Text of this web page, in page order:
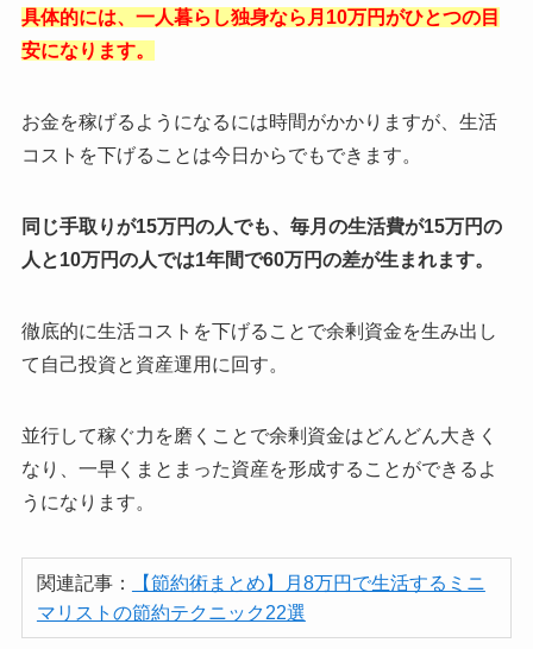
具体的には、一人暮らし独身なら月10万円がひとつの目
安になります。
お金を稼げるようになるには時間がかかりますが、生活
コストを下げることは今日からでもできます。
同じ手取りが15万円の人でも、毎月の生活費が15万円の
人と10万円の人では1年間で60万円の差が生まれます。
徹底的に生活コストを下げることで余剰資金を生み出し
て自己投資と資産運用に回す。
並行して稼ぐ力を磨くことで余剰資金はどんどん大きく
なり、一早くまとまった資産を形成することができるよ
うになります。
関連記事：
【節約術まとめ】月8万円で生活するミニ
マリストの節約テクニック22選